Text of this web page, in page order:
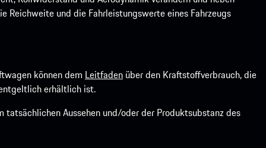
Reichweite und die Fahrleistungswerte eines Fahrzeugs
können dem Leitfaden über den Kraftstoffverbrauch, die
erhältlich ist.
Aussehen und/oder der Produktsubstanz des